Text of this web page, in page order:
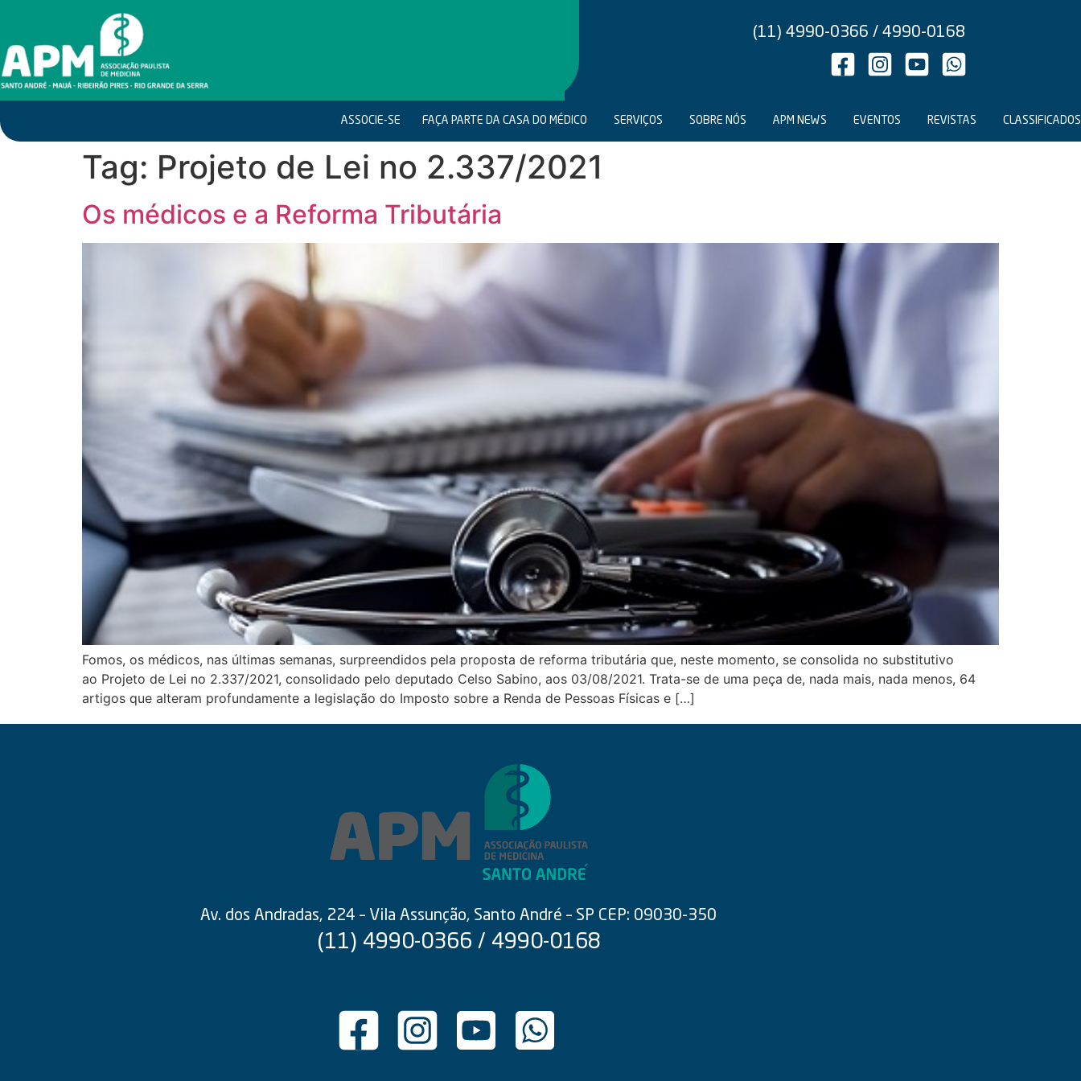
(11) 4990-0366 / 4990-0168
ASSOCIE-SE FAÇA PARTE DA CASA DO MÉDICO SERVIÇOS SOBRE NÓS APM NEWS EVENTOS REVISTAS CLASSIFICADOS
Tag: Projeto de Lei no 2.337/2021
Os médicos e a Reforma Tributária
Fomos, os médicos, nas últimas semanas, surpreendidos pela proposta de reforma tributária que, neste momento, se consolida no substitutivo
ao Projeto de Lei no 2.337/2021, consolidado pelo deputado Celso Sabino, aos 03/08/2021. Trata-se de uma peça de, nada mais, nada menos, 64
artigos que alteram profundamente a legislação do Imposto sobre a Renda de Pessoas Físicas e […]
Av. dos Andradas, 224 – Vila Assunção, Santo André – SP CEP: 09030-350
(11) 4990-0366 / 4990-0168